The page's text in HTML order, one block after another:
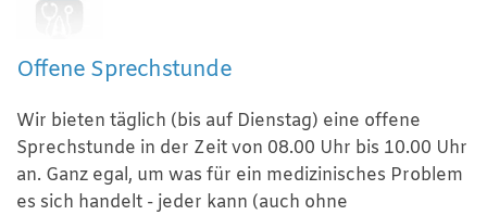
Offene Sprechstunde
Wir bieten täglich (bis auf Dienstag) eine offene
Sprechstunde in der Zeit von 08.00 Uhr bis 10.00 Uhr
an. Ganz egal, um was für ein medizinisches Problem
es sich handelt - jeder kann (auch ohne